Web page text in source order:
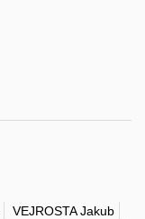
VEJROSTA Jakub